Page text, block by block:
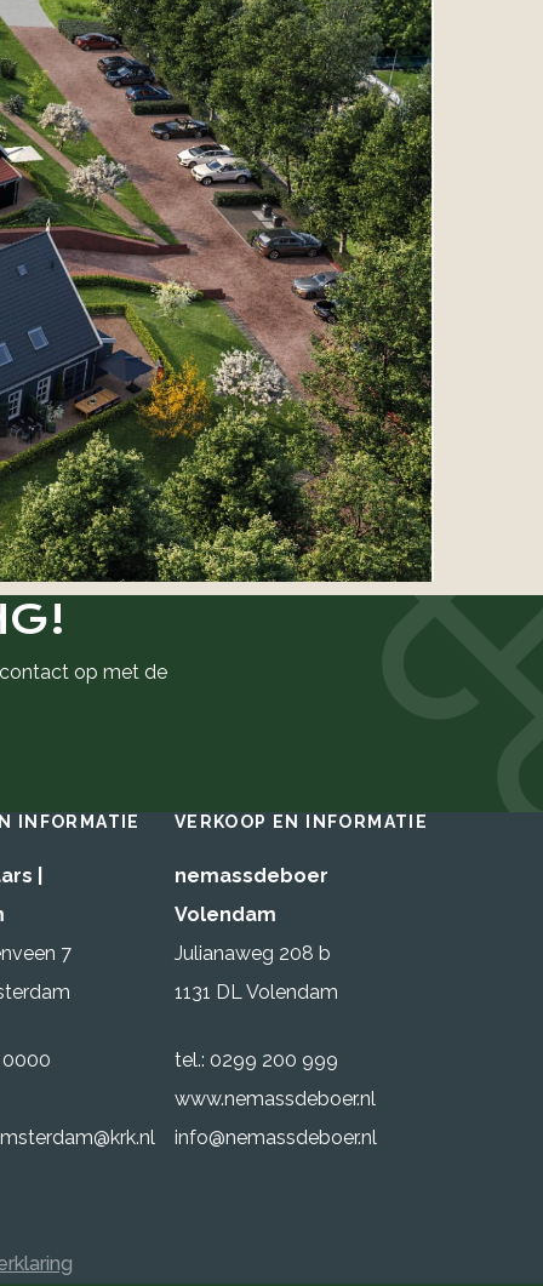
op met de
INFORMATIE
|
7
VERKOOP EN INFORMATIE
nemassdeboer
Volendam
Julianaweg 208 b
1131 DL Volendam
tel.: 0299 200 999
www.nemassdeboer.nl
info@nemassdeboer.nl